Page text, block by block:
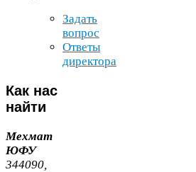
Задать
вопрос
Ответы
директора
Как нас
найти
Мехмат
ЮФУ
344090,